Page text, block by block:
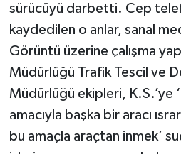
sürücüyü darbetti. Cep
kaydedilen o anlar, sanal
Görüntü üzerine çalışma
Müdürlüğü Trafik Tescil ve
Müdürlüğü ekipleri, K.S.’ye
amacıyla başka bir aracı
bu amaçla araçtan inmek’